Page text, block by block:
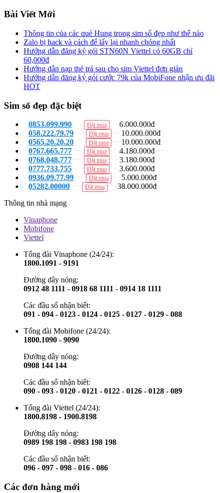
Bài Viết Mới
Thông tin của các quẻ Hung trong sim số đẹp như thế nào
Zalo bị hack và cách để lấy lại nhanh chóng nhất
Hướng dẫn đăng ký gói STN60N Viettel có 60GB chỉ
60,000đ
Hướng dẫn nạp thẻ trả sau cho sim Viettel đơn giản
Hướng dẫn đăng ký gói cước 79k của MobiFone nhận ưu đãi
HOT
Sim số đẹp đặc biệt
0853.099.990 Đặt mua
6.000.000đ
058.222.79.79
Đặt mua
10.000.000đ
0565.20.20.20
Đặt mua
10.000.000đ
0767.665.777
Đặt mua
4.180.000đ
0768.048.777
Đặt mua
3.180.000đ
0777.733.755
Đặt mua
3.600.000đ
0936.09.77.99
Đặt mua
5.000.000đ
05282.00000
Đặt mua
38.000.000đ
Thông tin nhà mạng
Vinaphone
Mobifone
Viettel
Tổng đài Vinaphone (24/24):
1800.1091 - 9191
Đường dây nóng:
0912 48 1111 - 0918 68 1111 - 0914 18 1111
Các đầu số nhận biết:
091 - 094 - 0123 - 0124 - 0125 - 0127 - 0129 - 088
Tổng đài Mobifone (24/24):
1800.1090 - 9090
Đường dây nóng:
0908 144 144
Các đầu số nhận biết:
090 - 093 - 0120 - 0121 - 0122 - 0126 - 0128 - 089
Tổng đài Viettel (24/24):
1800.8198 - 1900.8198
Đường dây nóng:
0989 198 198 - 0983 198 198
Các đầu số nhận biết:
096 - 097 - 098 - 016 - 086
Các đơn hàng mới